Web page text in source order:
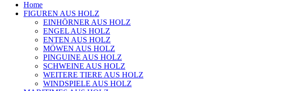
Home
FIGUREN AUS HOLZ
EINHÖRNER AUS HOLZ
ENGEL AUS HOLZ
ENTEN AUS HOLZ
MÖWEN AUS HOLZ
PINGUINE AUS HOLZ
SCHWEINE AUS HOLZ
WEITERE TIERE AUS HOLZ
WINDSPIELE AUS HOLZ